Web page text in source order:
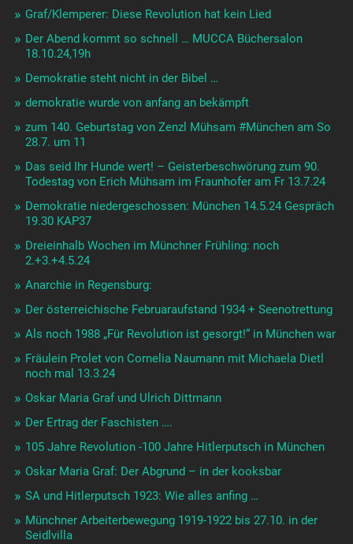
Graf/Klemperer: Diese Revolution hat kein Lied
Der Abend kommt so schnell … MUCCA Büchersalon
18.10.24,19h
Demokratie steht nicht in der Bibel …
demokratie wurde von anfang an bekämpft
zum 140. Geburtstag von Zenzl Mühsam #München am So
28.7. um 11
Das seid Ihr Hunde wert! – Geisterbeschwörung zum 90.
Todestag von Erich Mühsam im Fraunhofer am Fr 13.7.24
Demokratie niedergeschossen: München 14.5.24 Gespräch
19.30 KAP37
Dreieinhalb Wochen im Münchner Frühling: noch
2.+3.+4.5.24
Anarchie in Regensburg:
Der österreichische Februaraufstand 1934 + Seenotrettung
Als noch 1988 „Für Revolution ist gesorgt!“ in München war
Fräulein Prolet von Cornelia Naumann mit Michaela Dietl
noch mal 13.3.24
Oskar Maria Graf und Ulrich Dittmann
Der Ertrag der Faschisten ….
105 Jahre Revolution -100 Jahre Hitlerputsch in München
Oskar Maria Graf: Der Abgrund – in der kooksbar
SA und Hitlerputsch 1923: Wie alles anfing …
Münchner Arbeiterbewegung 1919-1922 bis 27.10. in der
Seidlvilla